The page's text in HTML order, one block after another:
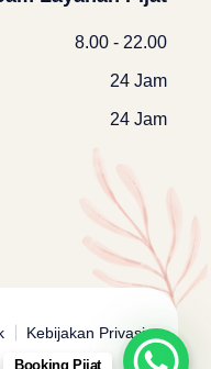
8.00 - 22.00
24 Jam
24 Jam
Kebijakan Privasi
Booking Pijat